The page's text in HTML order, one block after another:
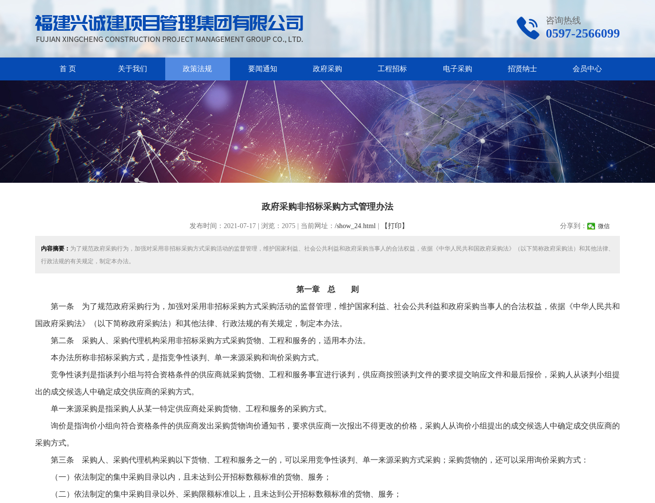
咨询热线
0597-2566099
首 页 关于我们 政策法规 要闻通知 政府采购 工程招标 电子采购 招贤纳士 会员中心
政府采购非招标采购方式管理办法
发布时间：2021-07-17 | 浏览：2075 | 当前网址： /show_24.html| 【打印】 分享到： 微信
内容摘要： 为了规范政府采购行为，加强对采用非招标采购方式采购活动的监督管理，维护国家利益、社会公共利益和政府采购当事人的合法权益，依据《中华人民共和国政府采购法》（以下简称政府采购法）和其他法律、
行政法规的有关规定，制定本办法。
第一章 总 则
第一条 为了规范政府采购行为，加强对采用非招标采购方式采购活动的监督管理，维护国家利益、社会公共利益和政府采购当事人的合法权益，依据《中华人民共和
国政府采购法》（以下简称政府采购法）和其他法律、行政法规的有关规定，制定本办法。
第二条 采购人、采购代理机构采用非招标采购方式采购货物、工程和服务的，适用本办法。
本办法所称非招标采购方式，是指竞争性谈判、单一来源采购和询价采购方式。
竞争性谈判是指谈判小组与符合资格条件的供应商就采购货物、工程和服务事宜进行谈判，供应商按照谈判文件的要求提交响应文件和最后报价，采购人从谈判小组提
出的成交候选人中确定成交供应商的采购方式。
单一来源采购是指采购人从某一特定供应商处采购货物、工程和服务的采购方式。
询价是指询价小组向符合资格条件的供应商发出采购货物询价通知书，要求供应商一次报出不得更改的价格，采购人从询价小组提出的成交候选人中确定成交供应商的
采购方式。
第三条 采购人、采购代理机构采购以下货物、工程和服务之一的，可以采用竞争性谈判、单一来源采购方式采购；采购货物的，还可以采用询价采购方式：
（一）依法制定的集中采购目录以内，且未达到公开招标数额标准的货物、服务；
（二）依法制定的集中采购目录以外、采购限额标准以上，且未达到公开招标数额标准的货物、服务；